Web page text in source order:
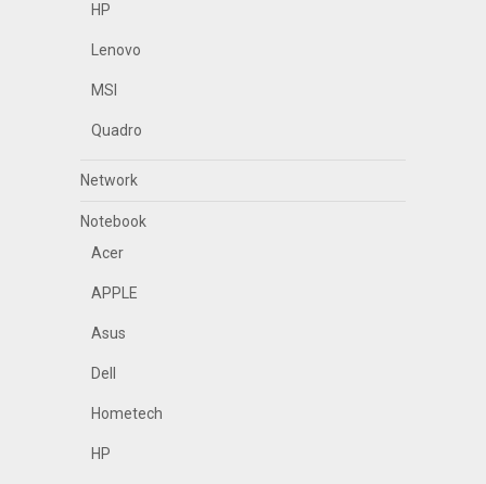
HP
Lenovo
MSI
Quadro
Network
Notebook
Acer
APPLE
Asus
Dell
Hometech
HP